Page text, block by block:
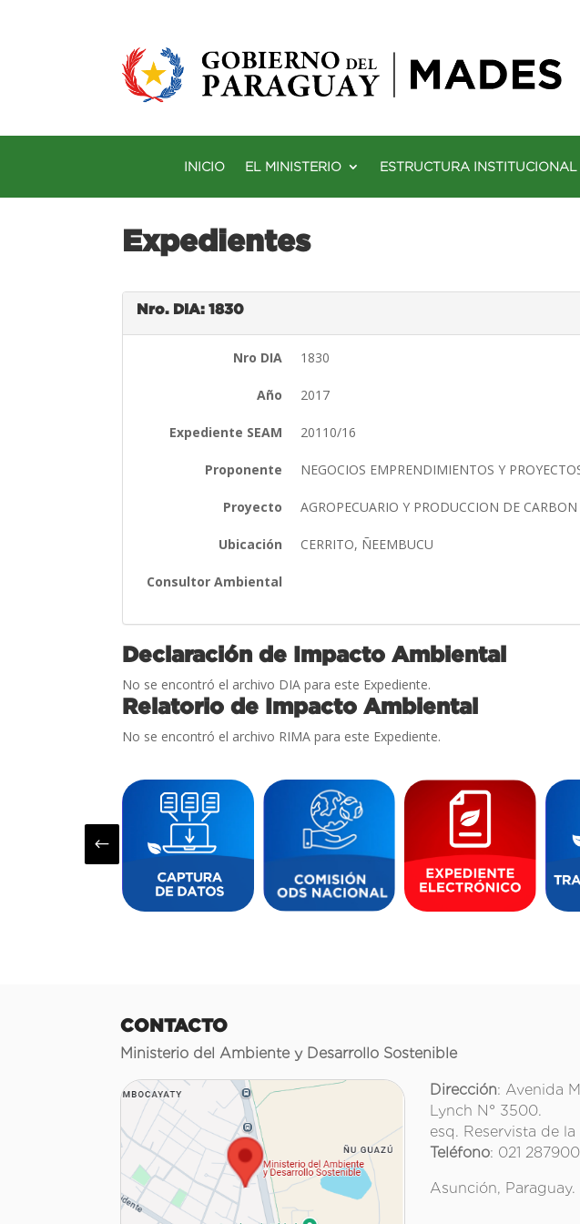
INICIO EL MINISTERIO ESTRUCTURA INSTITUCIONAL
Expedientes
Nro. DIA: 1830
Nro DIA 1830
Año 2017
Expediente SEAM 20110/16
Proponente NEGOCIOS EMPRENDIMIENTOS Y
Proyecto AGROPECUARIO Y PRODUCCION DE CARBON
Ubicación CERRITO, ÑEEMBUCU
Consultor Ambiental
Declaración de Impacto Ambiental
No se encontró el archivo DIA para este Expediente.
Relatorio de Impacto Ambiental
No se encontró el archivo RIMA para este Expediente.
#
CONTACTO
Ministerio del Ambiente y Desarrollo Sostenible
Dirección: Avenida
Lynch N° 3500.
esq. Reservista de
Teléfono: 021
Asunción, Paraguay.